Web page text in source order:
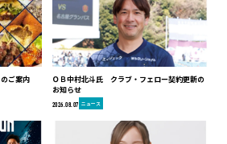
ご案内
ＯＢ中村北斗氏 クラブ・フェロー契約更新の
お知らせ
2026.08.07 ニュース